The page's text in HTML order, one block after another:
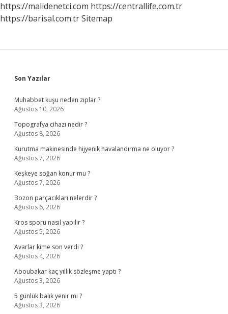
Öldü
https://malidenetci.com https://centrallife.com.tr
https://barisal.com.trSitemap
Sidebar
Son Yazılar
Muhabbet kuşu neden zıplar ?
Ağustos 10, 2026
Topografya cihazı nedir ?
Ağustos 8, 2026
Kurutma makinesinde hijyenik havalandırma ne oluyor ?
Ağustos 7, 2026
Keşkeye soğan konur mu ?
Ağustos 7, 2026
Bozon parçacıkları nelerdir ?
Ağustos 6, 2026
Kros sporu nasıl yapılır ?
Ağustos 5, 2026
Avarlar kime son verdi ?
Ağustos 4, 2026
Aboubakar kaç yıllık sözleşme yaptı ?
Ağustos 3, 2026
5 günlük balık yenir mi ?
Ağustos 3, 2026